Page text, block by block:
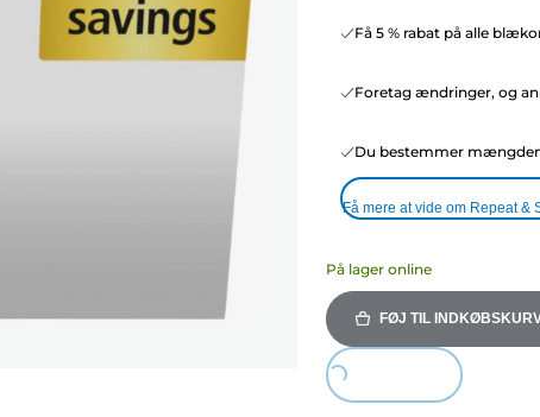
Få 5 % rabat på alle
Foretag ændringer, og
Du bestemmer
Få mere at vide om Repeat &
På lager online
FØJ TIL
Loading...